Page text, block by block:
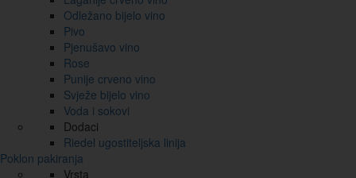
Odležano bijelo vino
Pivo
Pjenušavo vino
Rose
Punije crveno vino
Svježe bijelo vino
Voda i sokovi
Dodaci
Riedel ugostiteljska linija
Poklon pakiranja
Vrsta